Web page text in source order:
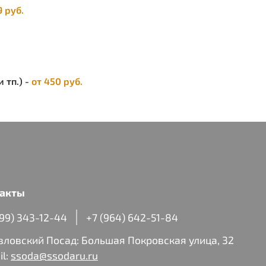
руб.
тп.) - от 450 руб.
343-12-44
+7 (964) 642-51-84
Посад: Большая Покровская улица, 32
ssoda@ssodaru.ru